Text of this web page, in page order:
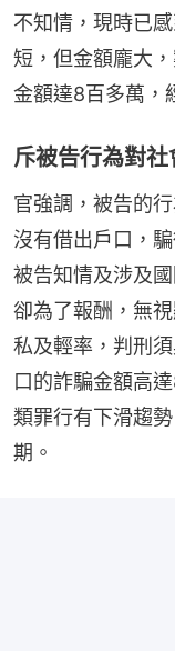
不知情，現時已
短，但金額龐大
金額達8百多萬，
斥被告行為對
官強調，被告的
沒有借出戶口，
被告知情及涉及
卻為了報酬，無
私及輕率，判刑
口的詐騙金額高
類罪行有下滑趨
期。